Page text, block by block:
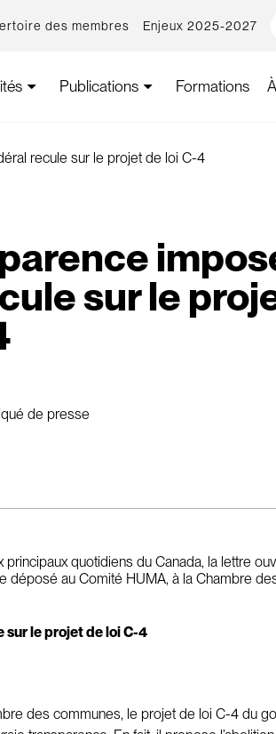
des membres Enjeux 2025-2027
Publications Formations
recule sur le projet de loi C-4
sur le
de presse
principaux quotidiens du Canada, la lettre
au Comité HUMA, à la Chambre
le projet de loi C-4
des communes, le projet de loi C-4 du